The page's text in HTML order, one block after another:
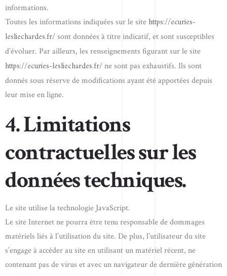
informations.
Toutes les informations indiquées sur le site https://ecuries-
lesliechardes.fr/sont données à titre indicatif, et sont susceptibles
d’évoluer. Par ailleurs, les renseignements figurant sur le site
https://ecuries-lesliechardes.fr/ne sont pas exhaustifs. Ils sont
donnés sous réserve de modifications ayant été apportées depuis
leur mise en ligne.
4. Limitations
contractuelles sur les
données techniques.
Le site utilise la technologie JavaScript.
Le site Internet ne pourra être tenu responsable de dommages
matériels liés à l’utilisation du site. De plus, l’utilisateur du site
s’engage à accéder au site en utilisant un matériel récent, ne
contenant pas de virus et avec un navigateur de dernière génération